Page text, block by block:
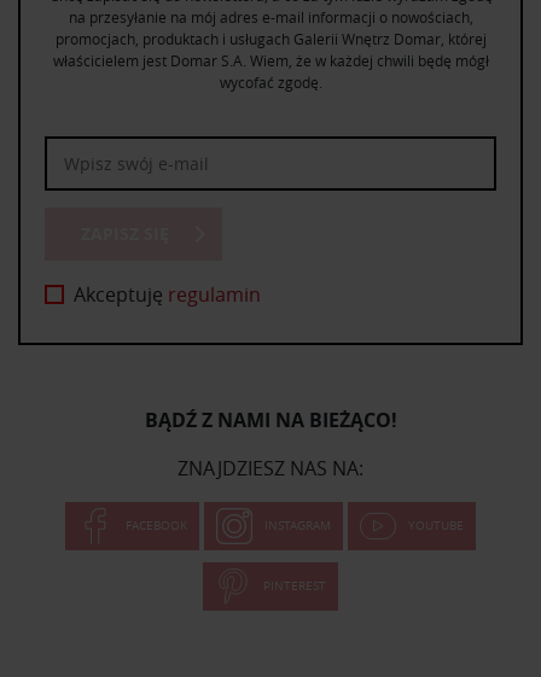
na przesyłanie na mój adres e-mail informacji o nowościach,
promocjach, produktach i usługach Galerii Wnętrz Domar, której
właścicielem jest Domar S.A. Wiem, że w każdej chwili będę mógł
wycofać zgodę.
Akceptuję regulamin
BĄDŹ Z NAMI NA BIEŻĄCO!
ZNAJDZIESZ NAS NA:
FACEBOOK INSTAGRAM YOUTUBE
PINTEREST